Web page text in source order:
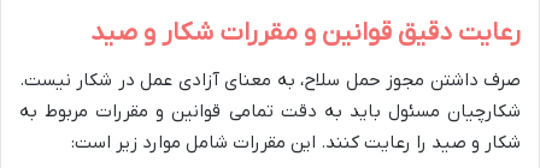
رعایت دقیق قوانین و مقررات شکار و صید
صرف داشتن مجوز حمل سلاح، به معنای آزادی عمل در شکار نیست.
شکارچیان مسئول باید به دقت تمامی قوانین و مقررات مربوط به
شکار و صید را رعایت کنند. این مقررات شامل موارد زیر است: